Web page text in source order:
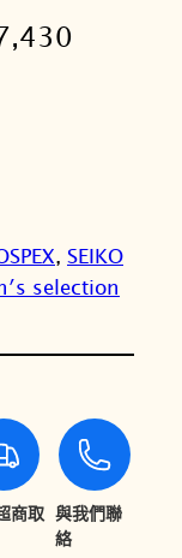
N
T
7
,
4
3
, SEIKO
selection
商取 與我們聯
絡